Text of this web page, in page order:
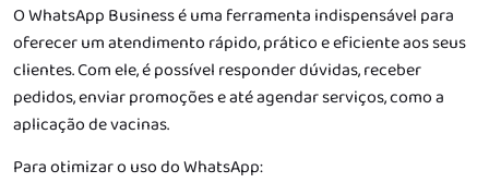
O WhatsApp Business é uma ferramenta indispensável para
oferecer um atendimento rápido, prático e eficiente aos seus
clientes. Com ele, é possível responder dúvidas, receber
pedidos, enviar promoções e até agendar serviços, como a
aplicação de vacinas.
Para otimizar o uso do WhatsApp: